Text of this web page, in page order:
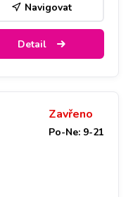
Navigovat
Detail
Zavřeno
Po-Ne: 9-21